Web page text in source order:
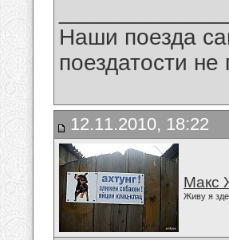
Наши поезда
поездатости
12.11.2010, 18:22
Макс
Живу я